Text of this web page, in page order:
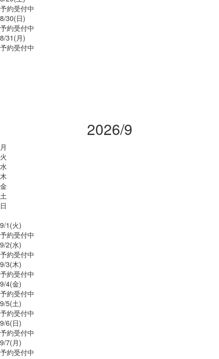
予約受付中
8/30(日)
予約受付中
8/31 (月)
予約受付中
2026/9
月
火
水
木
金
土
日
9/1 (火)
予約受付中
9/2(水)
予約受付中
9/3(木)
予約受付中
9/4(金)
予約受付中
9/5(土)
予約受付中
9/6(日)
予約受付中
9/7(月)
予約受付中